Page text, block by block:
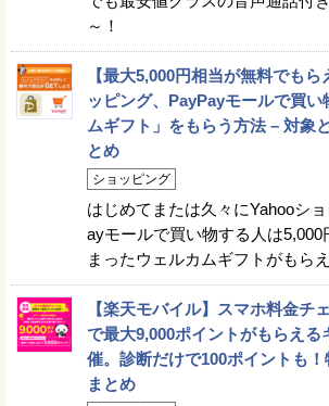
～！
【最大5,000円相当が無料でも
ッピング、PayPayモールで買い
ムギフト」をもらう方法 – 対象
とめ
ショッピング
はじめてまたは久々にYahooシ
ayモールで買い物する人は5,000
まったウェルカムギフトがもら
【楽天モバイル】スマホ料金チ
で最大9,000ポイントがもらえる
催。診断だけで100ポイントも
まとめ